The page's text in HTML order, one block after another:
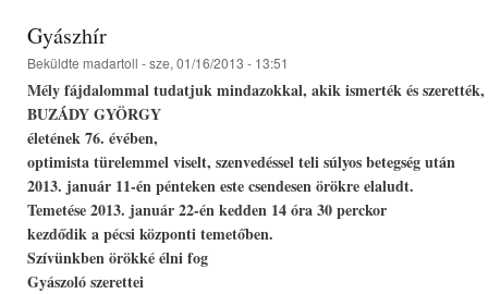
Gyászhír
Beküldte madartoll - sze, 01/16/2013 - 13:51
Mély fájdalommal tudatjuk mindazokkal, akik ismerték és szerették,
BUZÁDY GYÖRGY
életének 76. évében,
optimista türelemmel viselt, szenvedéssel teli súlyos betegség után
2013. január 11-én pénteken este csendesen örökre elaludt.
Temetése 2013. január 22-én kedden 14 óra 30 perckor
kezdődik a pécsi központi temetőben.
Szívünkben örökké élni fog
Gyászoló szerettei